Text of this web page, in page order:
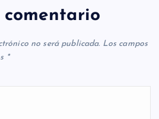
no será publicada. Los campos
*